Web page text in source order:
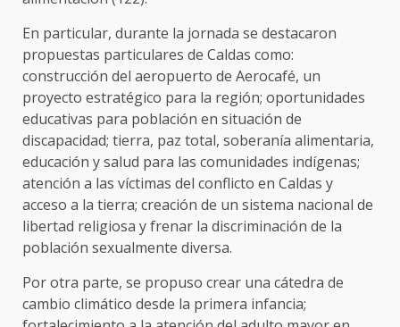
En particular, durante la jornada se destacaron
propuestas particulares de Caldas como:
construcción del aeropuerto de Aerocafé, un
proyecto estratégico para la región; oportunidades
educativas para población en situación de
discapacidad; tierra, paz total, soberanía alimentaria,
educación y salud para las comunidades indígenas;
atención a las víctimas del conflicto en Caldas y
acceso a la tierra; creación de un sistema nacional de
libertad religiosa y frenar la discriminación de la
población sexualmente diversa.
Por otra parte, se propuso crear una cátedra de
cambio climático desde la primera infancia;